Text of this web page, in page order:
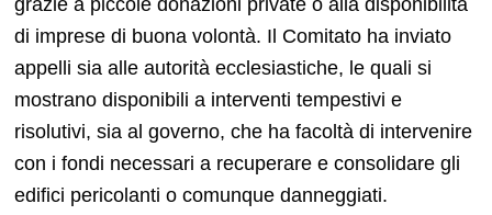
grazie a piccole donazioni private o alla disponibilità
di imprese di buona volontà. Il Comitato ha inviato
appelli sia alle autorità ecclesiastiche, le quali si
mostrano disponibili a interventi tempestivi e
risolutivi, sia al governo, che ha facoltà di intervenire
con i fondi necessari a recuperare e consolidare gli
edifici pericolanti o comunque danneggiati.